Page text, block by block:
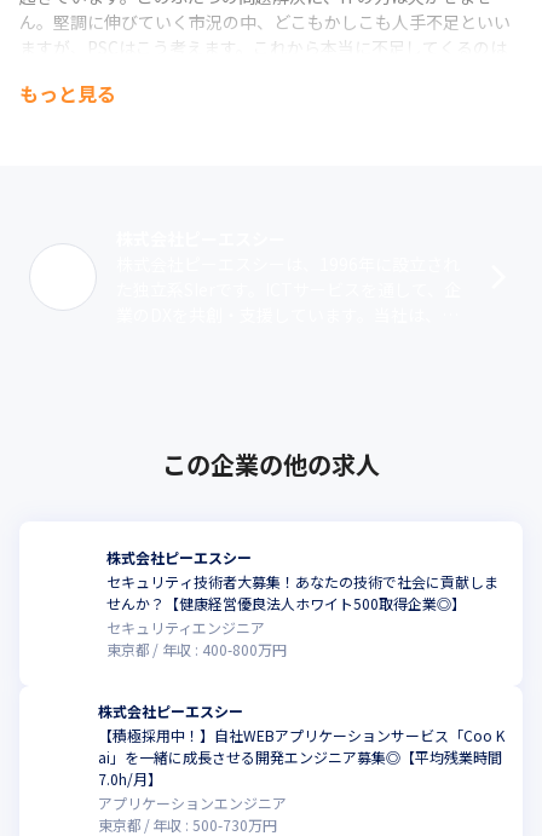
ん。堅調に伸びていく市況の中、どこもかしこも人手不足といい
ますが、PSCはこう考えます。これから本当に不足してくるのは
り添える人間性にこそ、高く、そして継続的な市場価値が生まれ
でお応えしていきたいと考えています。たとえば、経営スキルを
磨くための学びの場、多様な人生のライフステージを支えていく
福利厚生の充実など、「働きがい」にも「働きやすさ」にも力を
ここには、まったくの未経験から出発し、15年、20年と経験を積
のは、組織にぶら下がるような生き方ではなく、やる気さえあれ
ば、どんな人にも、自分の人生の主人公として踏み出す機会があ
るということ。そうした〈人生のオーナーたち〉を、これからも
どんどん輩出していきたい。顧客の成長する姿と等しく、ひとり
経験豊富な方には、まだまだ未完成な会社であること、そうした
人財観をもつ会社であることへのご理解を求めつつ、ぜひお力添
えいただきたいです。新しい出会いは、私たち自身をも新しくす
る、新しい風。様々な個性が集まって、寄り添って、一丸となっ
もっと見る
この企業の他の求人
株式会社ピーエスシー
セキュリティ技術者大募集！あなたの技術で社会に貢献しま
せんか？【健康経営優良法人ホワイト500取得企業◎】
セキュリティエンジニア
東京都
年収 : 400-800万円
株式会社ピーエスシー
【積極採用中！】自社WEBアプリケーションサービス「Coo K
ai」を一緒に成長させる開発エンジニア募集◎【平均残業時間
7.0h/月】
アプリケーションエンジニア
東京都
年収 :500-730万円